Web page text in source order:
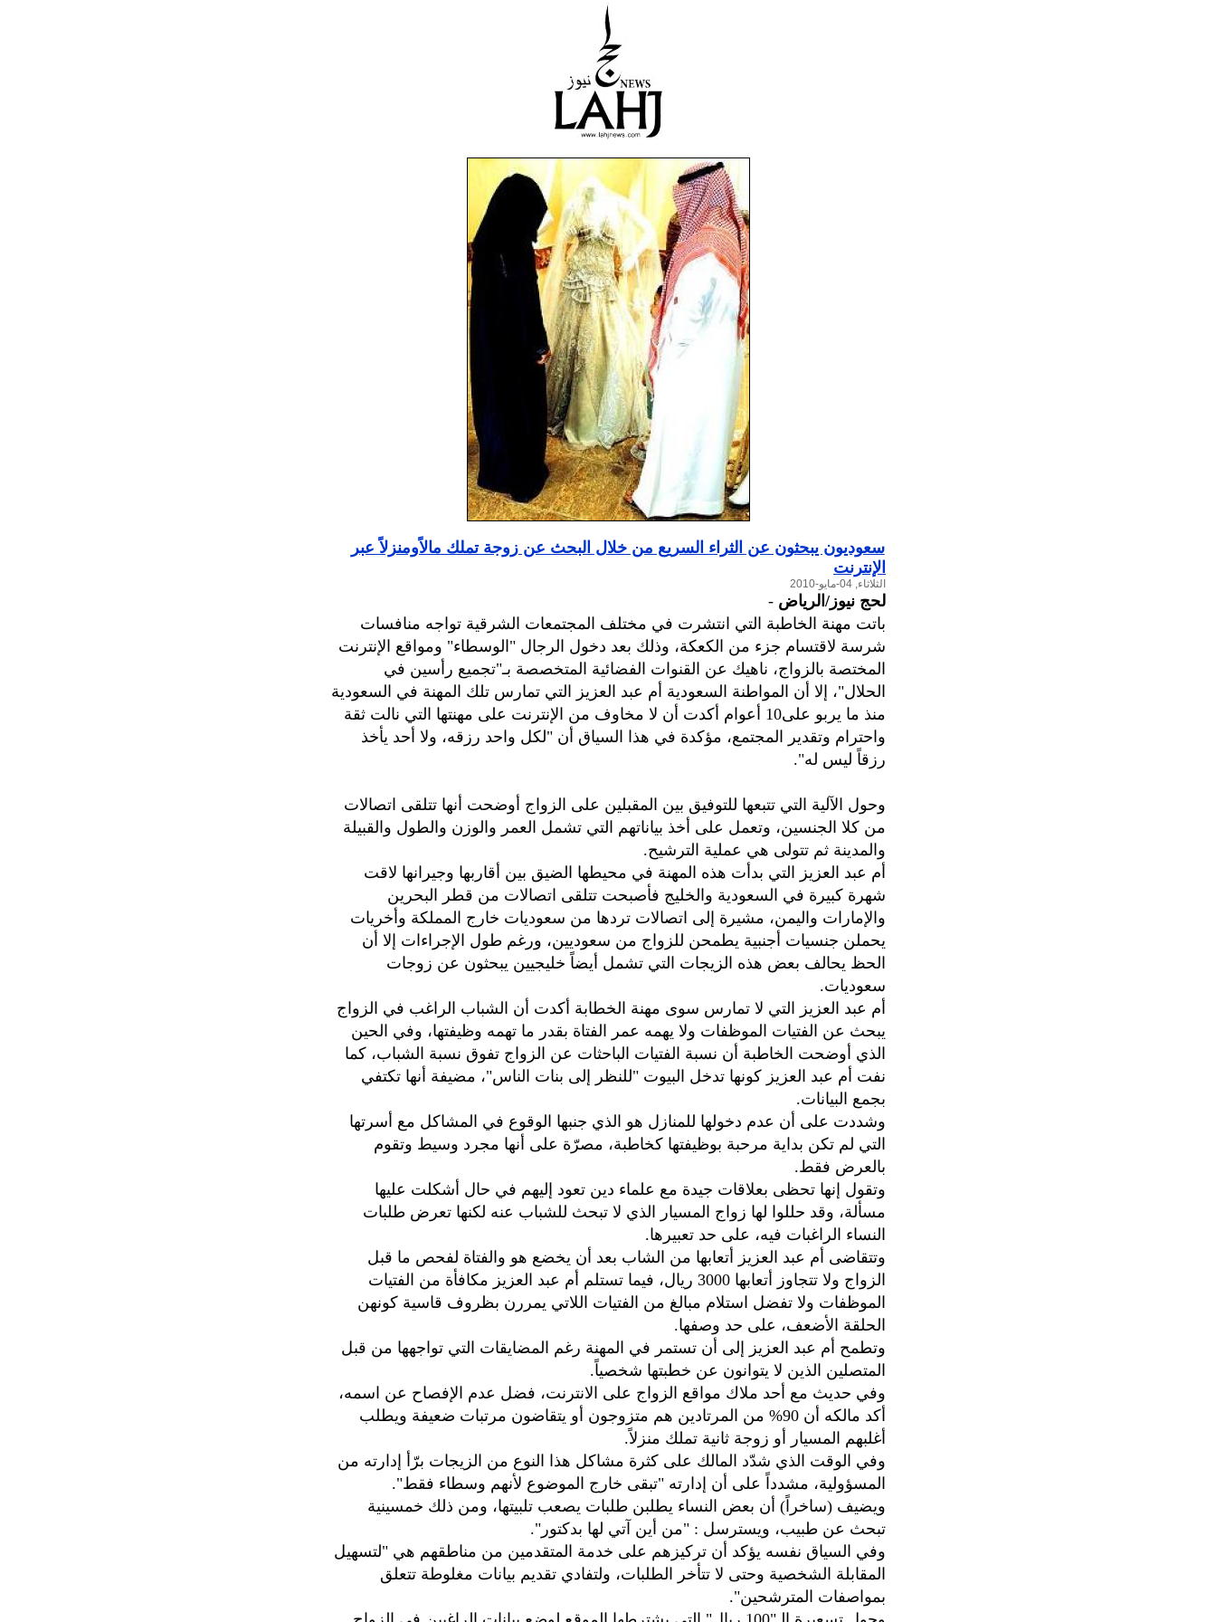
سعوديون يبحثون عن الثراء السريع من خلال البحث عن زوجة تملك مالاًومنزلاً عبر
الإنترنت
الثلاثاء, 04-مايو-2010
لحج نيوز/الرياض -
باتت مهنة الخاطبة التي انتشرت في مختلف المجتمعات الشرقية تواجه منافسات
شرسة لاقتسام جزء من الكعكة، وذلك بعد دخول الرجال "الوسطاء" ومواقع الإنترنت
المختصة بالزواج، ناهيك عن القنوات الفضائية المتخصصة بـ"تجميع رأسين في
الحلال"، إلا أن المواطنة السعودية أم عبد العزيز التي تمارس تلك المهنة في السعودية
منذ ما يربو على10 أعوام أكدت أن لا مخاوف من الإنترنت على مهنتها التي نالت ثقة
واحترام وتقدير المجتمع، مؤكدة في هذا السياق أن "لكل واحد رزقه، ولا أحد يأخذ
رزقاً ليس له".
وحول الآلية التي تتبعها للتوفيق بين المقبلين على الزواج أوضحت أنها تتلقى اتصالات
من كلا الجنسين، وتعمل على أخذ بياناتهم التي تشمل العمر والوزن والطول والقبيلة
والمدينة ثم تتولى هي عملية الترشيح.
أم عبد العزيز التي بدأت هذه المهنة في محيطها الضيق بين أقاربها وجيرانها لاقت
شهرة كبيرة في السعودية والخليج فأصبحت تتلقى اتصالات من قطر البحرين
والإمارات واليمن، مشيرة إلى اتصالات تردها من سعوديات خارج المملكة وأخريات
يحملن جنسيات أجنبية يطمحن للزواج من سعوديين، ورغم طول الإجراءات إلا أن
الحظ يحالف بعض هذه الزيجات التي تشمل أيضاً خليجيين يبحثون عن زوجات
سعوديات.
أم عبد العزيز التي لا تمارس سوى مهنة الخطابة أكدت أن الشباب الراغب في الزواج
يبحث عن الفتيات الموظفات ولا يهمه عمر الفتاة بقدر ما تهمه وظيفتها، وفي الحين
الذي أوضحت الخاطبة أن نسبة الفتيات الباحثات عن الزواج تفوق نسبة الشباب، كما
نفت أم عبد العزيز كونها تدخل البيوت "للنظر إلى بنات الناس"، مضيفة أنها تكتفي
بجمع البيانات.
وشددت على أن عدم دخولها للمنازل هو الذي جنبها الوقوع في المشاكل مع أسرتها
التي لم تكن بداية مرحبة بوظيفتها كخاطبة، مصرّة على أنها مجرد وسيط وتقوم
بالعرض فقط.
وتقول إنها تحظى بعلاقات جيدة مع علماء دين تعود إليهم في حال أشكلت عليها
مسألة، وقد حللوا لها زواج المسيار الذي لا تبحث للشباب عنه لكنها تعرض طلبات
النساء الراغبات فيه، على حد تعبيرها.
وتتقاضى أم عبد العزيز أتعابها من الشاب بعد أن يخضع هو والفتاة لفحص ما قبل
الزواج ولا تتجاوز أتعابها 3000 ريال، فيما تستلم أم عبد العزيز مكافأة من الفتيات
الموظفات ولا تفضل استلام مبالغ من الفتيات اللاتي يمررن بظروف قاسية كونهن
الحلقة الأضعف، على حد وصفها.
وتطمح أم عبد العزيز إلى أن تستمر في المهنة رغم المضايقات التي تواجهها من قبل
المتصلين الذين لا يتوانون عن خطبتها شخصياً.
وفي حديث مع أحد ملاك مواقع الزواج على الانترنت، فضل عدم الإفصاح عن اسمه،
أكد مالكه أن 90% من المرتادين هم متزوجون أو يتقاضون مرتبات ضعيفة ويطلب
أغلبهم المسيار أو زوجة ثانية تملك منزلاً.
وفي الوقت الذي شدّد المالك على كثرة مشاكل هذا النوع من الزيجات برّأ إدارته من
المسؤولية، مشدداً على أن إدارته "تبقى خارج الموضوع لأنهم وسطاء فقط".
ويضيف (ساخراً) أن بعض النساء يطلبن طلبات يصعب تلبيتها، ومن ذلك خمسينية
تبحث عن طبيب، ويسترسل : "من أين آتي لها بدكتور".
وفي السياق نفسه يؤكد أن تركيزهم على خدمة المتقدمين من مناطقهم هي "لتسهيل
المقابلة الشخصية وحتى لا تتأخر الطلبات، ولتفادي تقديم بيانات مغلوطة تتعلق
بمواصفات المترشحين".